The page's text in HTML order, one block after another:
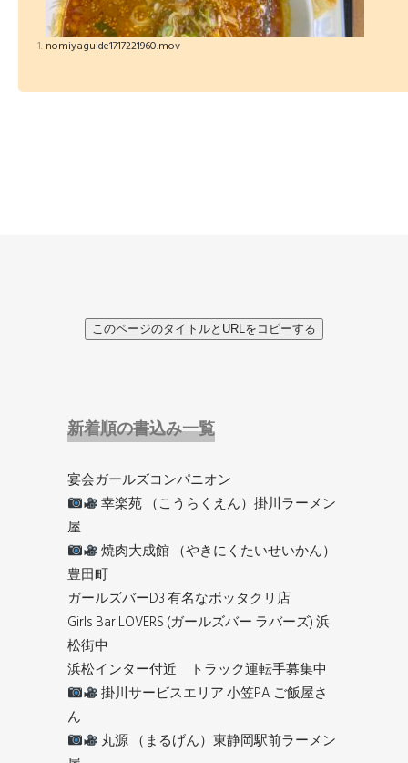
nomiyaguide1717221960.mov
このページのタイトルとURLをコピーする
新着順の書込み一覧
宴会ガールズコンパニオン
幸楽苑 （こうらくえん）掛川ラーメン
屋
焼肉大成館 （やきにくたいせいかん）
豊田町
ガールズバーD3 有名なボッタクリ店
Girls Bar LOVERS (ガールズバー ラバーズ) 浜
松街中
浜松インター付近 トラック運転手募集中
掛川サービスエリア 小笠PA ご飯屋さ
ん
丸源 （まるげん）東静岡駅前ラーメン